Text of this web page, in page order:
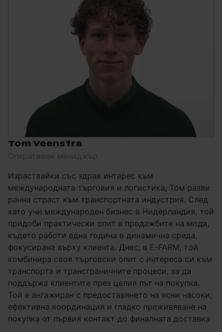
Tom Veenstra
Оперативен мениджър
Израствайки със здрав интерес към
международната търговия и логистика, Том разви
ранна страст към транспортната индустрия. След
като учи международен бизнес в Нидерландия, той
придоби практически опит в продажбите на мода,
където работи една година в динамична среда,
фокусирана върху клиента. Днес, в E-FARM, той
комбинира своя търговски опит с интереса си към
транспорта и трансграничните процеси, за да
поддържа клиентите през целия път на покупка.
Той е ангажиран с предоставянето на ясни насоки,
ефективна координация и гладко преживяване на
покупка от първия контакт до финалната доставка